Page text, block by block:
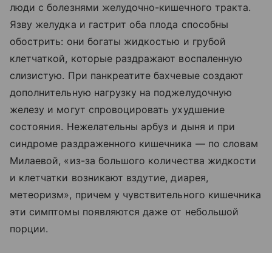
люди с болезнями желудочно-кишечного тракта.
Язву желудка и гастрит оба плода способны
обострить: они богаты жидкостью и грубой
клетчаткой, которые раздражают воспаленную
слизистую. При панкреатите бахчевые создают
дополнительную нагрузку на поджелудочную
железу и могут спровоцировать ухудшение
состояния. Нежелательны арбуз и дыня и при
синдроме раздраженного кишечника — по словам
Милаевой, «из-за большого количества жидкости
и клетчатки возникают вздутие, диарея,
метеоризм», причем у чувствительного кишечника
эти симптомы появляются даже от небольшой
порции.